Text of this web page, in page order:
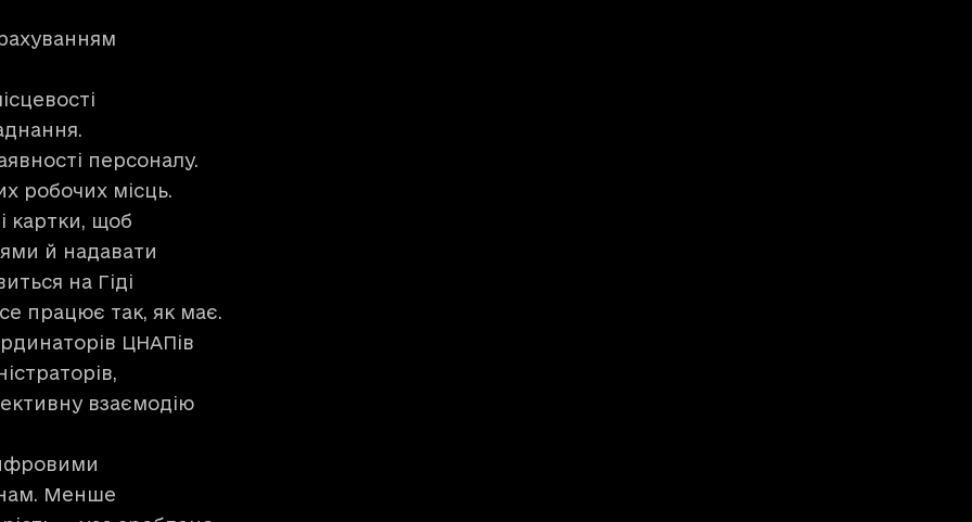
персоналу.
робочих місць.
картки, щоб
й надавати
на Гіді
працює так, як має.
ЦНАПів
взаємодію
Менше